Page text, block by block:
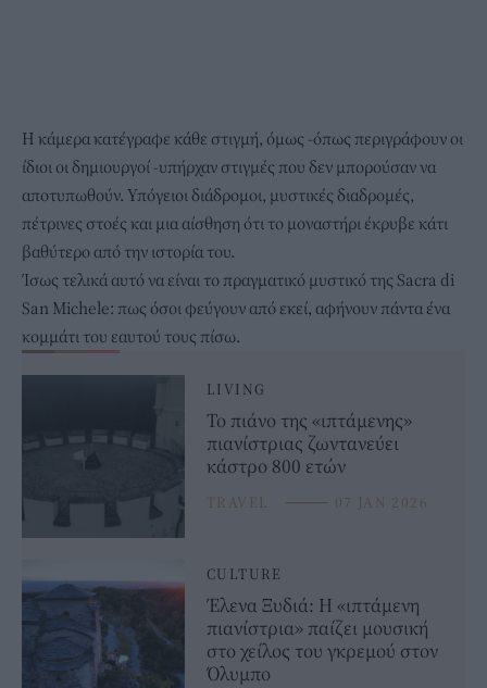
Η κάμερα κατέγραφε κάθε στιγμή, όμως -όπως περιγράφουν οι
ίδιοι οι δημιουργοί -υπήρχαν στιγμές που δεν μπορούσαν να
αποτυπωθούν. Υπόγειοι διάδρομοι, μυστικές διαδρομές,
πέτρινες στοές και μια αίσθηση ότι το μοναστήρι έκρυβε κάτι
βαθύτερο από την ιστορία του.
Ίσως τελικά αυτό να είναι το πραγματικό μυστικό της Sacra di
San Michele: πως όσοι φεύγουν από εκεί, αφήνουν πάντα ένα
κομμάτι του εαυτού τους πίσω.
LIVING
Το πιάνο της «ιπτάμενης»
πιανίστριας ζωντανεύει
κάστρο 800 ετών
TRAVEL ⸻ 07 JAN 2026
CULTURE
Έλενα Ξυδιά: Η «ιπτάμενη
πιανίστρια» παίζει μουσική
στο χείλος του γκρεμού στον
Όλυμπο